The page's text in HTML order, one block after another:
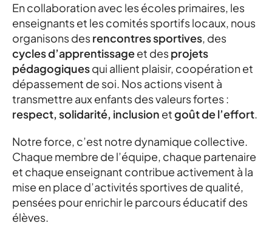
En collaboration avec les écoles primaires, les
enseignants et les comités sportifs locaux, nous
organisons desrencontres sportives, des
cycles d’apprentissageet desprojets
pédagogiquesqui allient plaisir, coopération et
dépassement de soi. Nos actions visent à
transmettre aux enfants des valeurs fortes :
respect, solidarité, inclusion etgoût de l’effort.
Notre force, c’est notre dynamique collective.
Chaque membre de l’équipe, chaque partenaire
et chaque enseignant contribue activement à la
mise en place d’activités sportives de qualité,
pensées pour enrichir le parcours éducatif des
élèves.